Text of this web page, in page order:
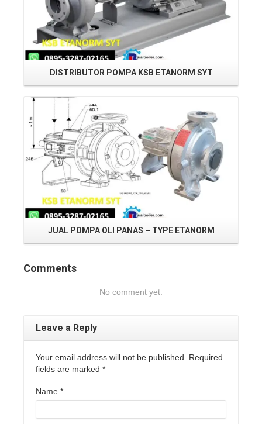
DISTRIBUTOR POMPA KSB ETANORM SYT
JUAL POMPA OLI PANAS – TYPE ETANORM
Comments
No comment yet.
Leave a Reply
Your email address will not be published. Required
fields are marked *
Name *